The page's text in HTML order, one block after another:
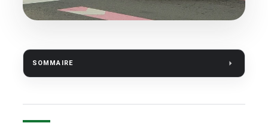
SOMMAIRE